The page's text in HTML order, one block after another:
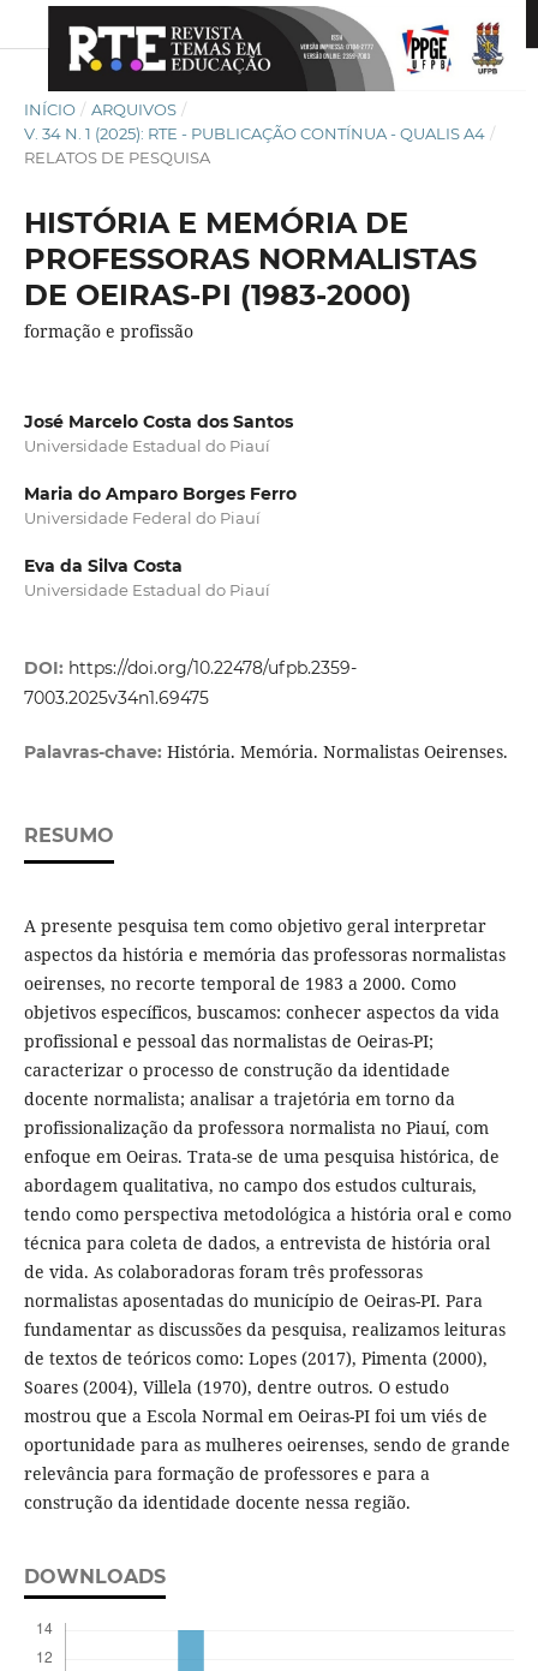
INÍCIO / ARQUIVOS /
V. 34 N. 1 (2025): RTE - PUBLICAÇÃO CONTÍNUA - QUALIS A4 /
RELATOS DE PESQUISA
HISTÓRIA E MEMÓRIA DE
PROFESSORAS NORMALISTAS
DE OEIRAS-PI (1983-2000)
formação e profissão
José Marcelo Costa dos Santos
Universidade Estadual do Piauí
Maria do Amparo Borges Ferro
Universidade Federal do Piauí
Eva da Silva Costa
Universidade Estadual do Piauí
DOI: https://doi.org/10.22478/ufpb.2359-
7003.2025v34n1.69475
Palavras-chave: História. Memória. Normalistas Oeirenses.
RESUMO
A presente pesquisa tem como objetivo geral interpretar
aspectos da história e memória das professoras normalistas
oeirenses, no recorte temporal de 1983 a 2000. Como
objetivos específicos, buscamos: conhecer aspectos da vida
profissional e pessoal das normalistas de Oeiras-PI;
caracterizar o processo de construção da identidade
docente normalista; analisar a trajetória em torno da
profissionalização da professora normalista no Piauí, com
enfoque em Oeiras. Trata-se de uma pesquisa histórica, de
abordagem qualitativa, no campo dos estudos culturais,
tendo como perspectiva metodológica a história oral e como
técnica para coleta de dados, a entrevista de história oral
de vida. As colaboradoras foram três professoras
normalistas aposentadas do município de Oeiras-PI. Para
fundamentar as discussões da pesquisa, realizamos leituras
de textos de teóricos como: Lopes (2017), Pimenta (2000),
Soares (2004), Villela (1970), dentre outros. O estudo
mostrou que a Escola Normal em Oeiras-PI foi um viés de
oportunidade para as mulheres oeirenses, sendo de grande
relevância para formação de professores e para a
construção da identidade docente nessa região.
DOWNLOADS